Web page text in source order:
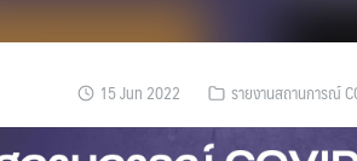
15 Jun 2022 รายงานสถานการณ์